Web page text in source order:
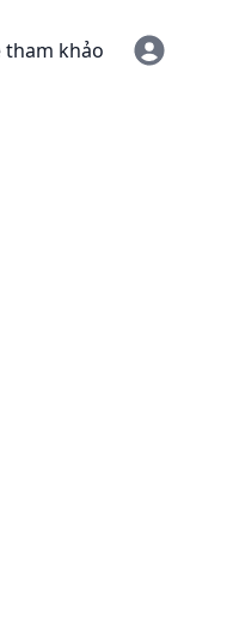
tham khảo